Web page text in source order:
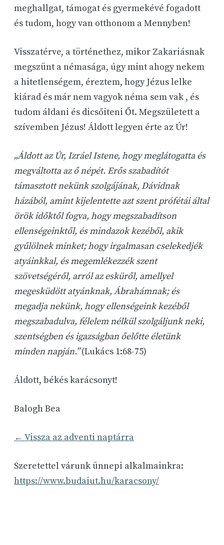
meghallgat, támogat és gyermekévé fogadott
és tudom, hogy van otthonom a Mennyben!
Visszatérve, a történethez, mikor Zakariásnak
megszünt a némasága, úgy mint ahogy nekem
a hitetlenségem, éreztem, hogy Jézus lelke
kiárad és már nem vagyok néma sem vak , és
tudom áldani és dicsőiteni Őt. Megszületett a
szívemben Jézus! Áldott legyen érte az Úr!
„Áldott az Úr, Izráel Istene, hogy meglátogatta és
megváltotta az ő népét. Erős szabadítót
támasztott nekünk szolgájának, Dávidnak
házából, amint kijelentette azt szent prófétái által
örök időktől fogva, hogy megszabadítson
ellenségeinktől, és mindazok kezéből, akik
gyűlölnek minket; hogy irgalmasan cselekedjék
atyáinkkal, és megemlékezzék szent
szövetségéről, arról az esküről, amellyel
megesküdött atyánknak, Ábrahámnak; és
megadja nekünk, hogy ellenségeink kezéből
megszabadulva, félelem nélkül szolgáljunk neki,
szentségben és igazságban őelőtte életünk
minden napján.”(Lukács 1:68-75)
Áldott, békés karácsonyt!
Balogh Bea
← Vissza az adventi naptárra
Szeretettel várunk ünnepi alkalmainkra:
https://www.budaiut.hu/karacsony/